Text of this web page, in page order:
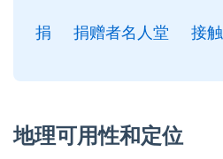
捐 捐赠者名人堂 接触
地理可用性和定位